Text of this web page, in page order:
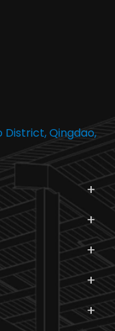
District, Qingdao,